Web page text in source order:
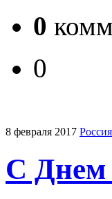
0
0
8 февраля 2017 Россия
C Днем